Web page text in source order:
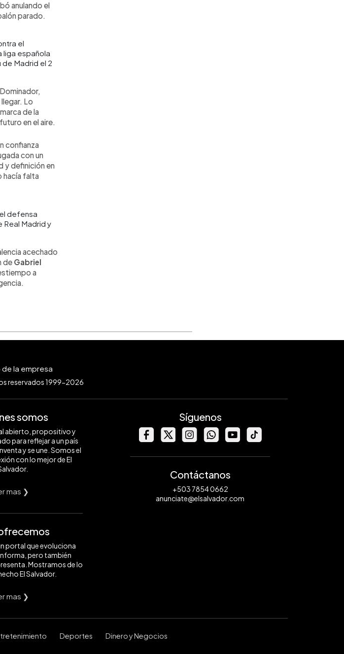
anulando el
parado.
el
liga española
de Madrid el 2
Lo
de la
en el aire.
confianza
con un
y definición en
hacía falta
defensa
Real Madrid y
acechado
de Gabriel
a
reservados 1999-2026
somos
abierto, propositivo y
para reflejar a un país
y se une. Somos el
con lo mejor de El
mas ❯
portal que evoluciona
pero también
Mostramos de lo
El Salvador.
mas ❯
Síguenos
Contáctanos
+503 7854 0662
anunciate@elsalvador.com
Deportes Dinero y Negocios